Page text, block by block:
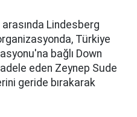
Lindesberg
Türkiye
bağlı Down
eden Zeynep Sude
geride bırakarak